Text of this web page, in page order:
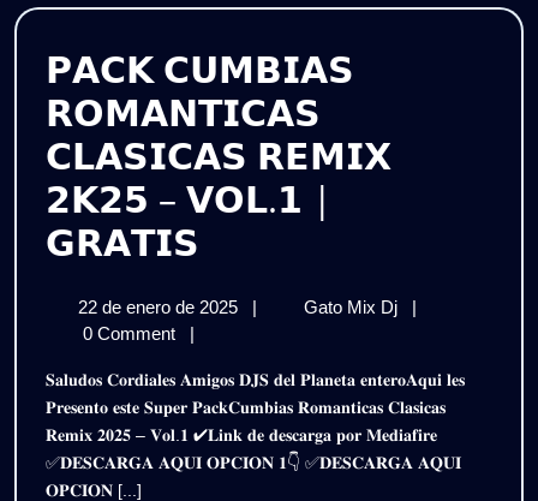
2K26
|
Gratis
𝗣𝗔𝗖𝗞 𝗖𝗨𝗠𝗕𝗜𝗔𝗦
𝗥𝗢𝗠𝗔𝗡𝗧𝗜𝗖𝗔𝗦
𝗖𝗟𝗔𝗦𝗜𝗖𝗔𝗦 𝗥𝗘𝗠𝗜𝗫
𝟮𝗞𝟮𝟱 – 𝗩𝗢𝗟.𝟭 |
𝗚𝗥𝗔𝗧𝗜𝗦
𝗥𝗢𝗠𝗔𝗡𝗧𝗜𝗖𝗔𝗦
𝗖𝗟𝗔𝗦𝗜𝗖𝗔𝗦
𝗥𝗘𝗠𝗜𝗫
𝟮𝗞𝟮𝟱
22 de enero de 2025
22
de
2025
| Gato Mix Dj
𝗣𝗔𝗖𝗞
𝗖𝗟𝗔𝗦𝗜𝗖𝗔𝗦
𝗥𝗘𝗠𝗜𝗫
𝟮𝗞𝟮𝟱
–
|
0 Comment
|
𝐒𝐚𝐥𝐮𝐝𝐨𝐬 𝐂𝐨𝐫𝐝𝐢𝐚𝐥𝐞𝐬 𝐀𝐦𝐢𝐠𝐨𝐬 𝐃𝐉𝐒 𝐝𝐞𝐥 𝐏𝐥𝐚𝐧𝐞𝐭𝐚 𝐞𝐧𝐭𝐞𝐫𝐨𝐀𝐪𝐮𝐢 𝐥𝐞𝐬
𝐏𝐫𝐞𝐬𝐞𝐧𝐭𝐨 𝐞𝐬𝐭𝐞 𝐒𝐮𝐩𝐞𝐫 𝐏𝐚𝐜𝐤𝐂𝐮𝐦𝐛𝐢𝐚𝐬 𝐑𝐨𝐦𝐚𝐧𝐭𝐢𝐜𝐚𝐬 𝐂𝐥𝐚𝐬𝐢𝐜𝐚𝐬
𝐑𝐞𝐦𝐢𝐱 𝟐𝟎𝟐𝟓 – 𝐕𝐨𝐥.𝟏 ✔𝐋𝐢𝐧𝐤 𝐝𝐞 𝐝𝐞𝐬𝐜𝐚𝐫𝐠𝐚 𝐩𝐨𝐫 𝐌𝐞𝐝𝐢𝐚𝐟𝐢𝐫𝐞
✅𝐃𝐄𝐒𝐂𝐀𝐑𝐆𝐀 𝐀𝐐𝐔𝐈 𝐎𝐏𝐂𝐈𝐎𝐍 𝟏👇 ✅𝐃𝐄𝐒𝐂𝐀𝐑𝐆𝐀 𝐀𝐐𝐔𝐈
𝐎𝐏𝐂𝐈𝐎𝐍 [...]